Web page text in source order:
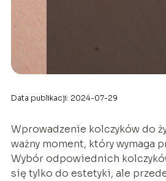
Data publikacji: 2024-07-29
Wprowadzenie kolczyków do
ważny moment, który wymaga
Wybór odpowiednich
się tylko do estetyki, ale